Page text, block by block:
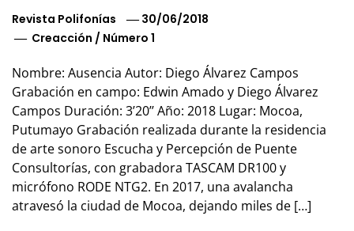
Revista Polifonías
30/06/2018
Creacción / Número 1
Nombre: Ausencia Autor: Diego Álvarez Campos
Grabación en campo: Edwin Amado y Diego Álvarez
Campos Duración: 3’20’’ Año: 2018 Lugar: Mocoa,
Putumayo Grabación realizada durante la residencia
de arte sonoro Escucha y Percepción de Puente
Consultorías, con grabadora TASCAM DR100 y
micrófono RODE NTG2. En 2017, una avalancha
atravesó la ciudad de Mocoa, dejando miles de […]